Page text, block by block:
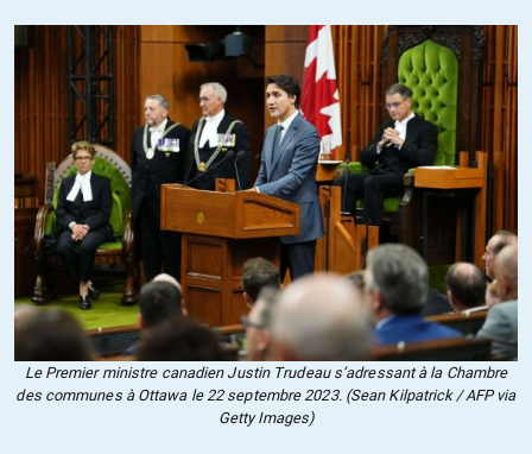
Le Premier ministre canadien Justin Trudeau s’adressant à la Chambre
des communes à Ottawa le 22 septembre 2023. (Sean Kilpatrick / AFP via
Getty Images)